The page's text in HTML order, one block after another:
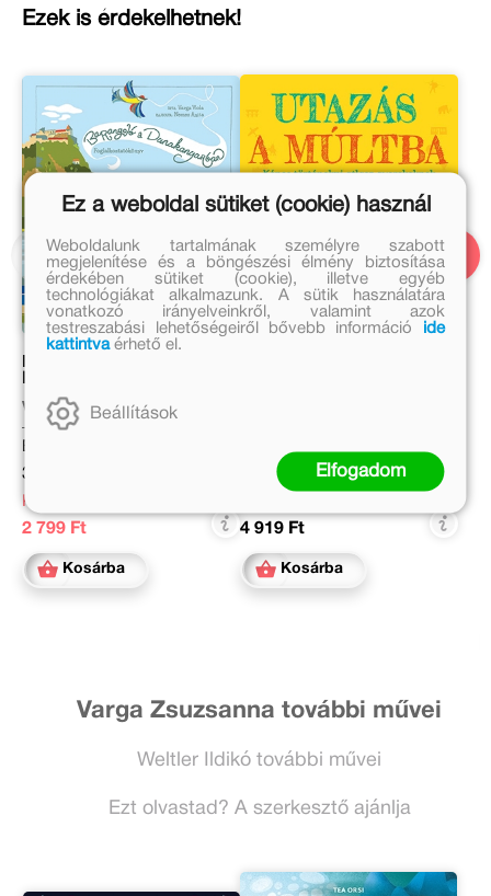
Ezek is érdekelhetnek!
Varga Viola
Eredeti ár:
3 999 Ft
Kedvezményes ár:
2 799 Ft
Kosárba
5 999 Ft
4 919 Ft
Kosárba
Varga Zsuzsanna további művei
Weltler Ildikó további művei
Ezt olvastad? A szerkesztő ajánlja
Ez a weboldal sütiket (cookie) használ
Weboldalunk tartalmának személyre szabott
megjelenítése és a böngészési élmény biztosítása
érdekében sütiket (cookie), illetve egyéb
technológiákat alkalmazunk. A sütik használatára
vonatkozó irányelveinkről, valamint azok
testreszabási lehetőségeiről bővebb információ
ide
kattintvaérhető el.
Beállítások
Elfogadom